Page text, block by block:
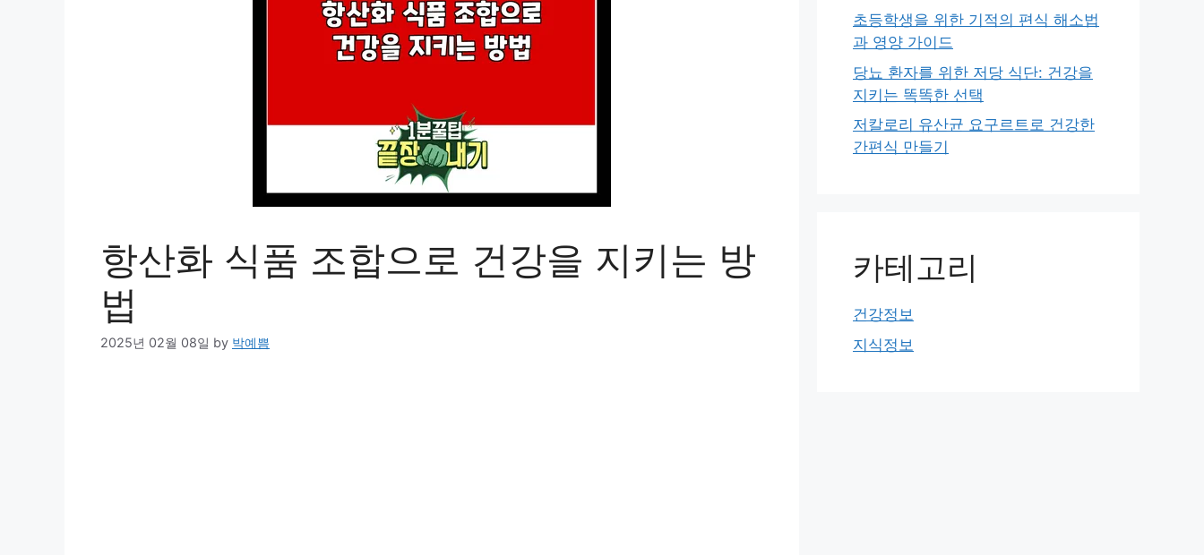
항산화 식품 조합으로 건강을 지키는 방
법
2025년 02월 08일 by 박예쁨
초등학생을 위한 기적의 편식 해소법
과 영양 가이드
당뇨 환자를 위한 저당 식단: 건강을
지키는 똑똑한 선택
저칼로리 유산균 요구르트로 건강한
간편식 만들기
카테고리
건강정보
지식정보